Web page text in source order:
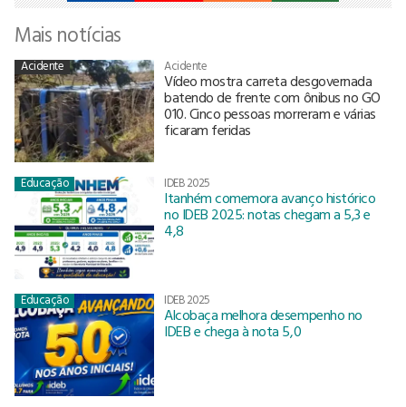
Mais notícias
Acidente Acidente
Vídeo mostra carreta desgovernada
batendo de frente com ônibus no GO
010. Cinco pessoas morreram e várias
ficaram feridas
Educação IDEB 2025
Itanhém comemora avanço histórico
no IDEB 2025: notas chegam a 5,3 e
4,8
Educação IDEB 2025
Alcobaça melhora desempenho no
IDEB e chega à nota 5,0